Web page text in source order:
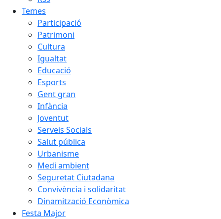
Temes
Participació
Patrimoni
Cultura
Igualtat
Educació
Esports
Gent gran
Infància
Joventut
Serveis Socials
Salut pública
Urbanisme
Medi ambient
Seguretat Ciutadana
Convivència i solidaritat
Dinamització Econòmica
Festa Major